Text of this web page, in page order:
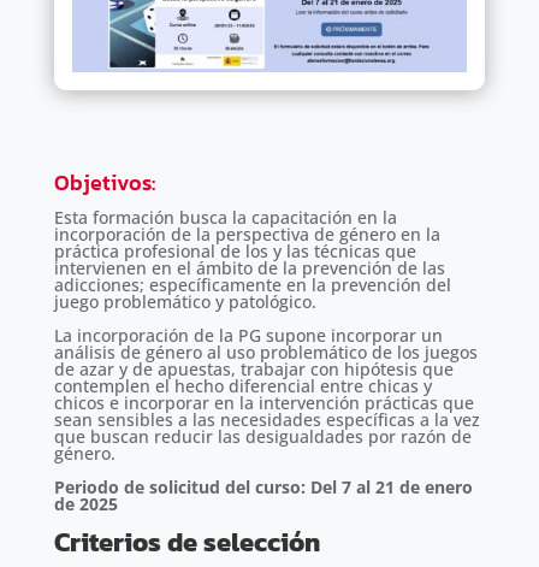
Objetivos:
Esta formación busca la capacitación en la
incorporación de la perspectiva de género en la
práctica profesional de los y las técnicas que
intervienen en el ámbito de la prevención de las
adicciones; específicamente en la prevención del
juego problemático y patológico.
La incorporación de la PG supone incorporar un
análisis de género al uso problemático de los juegos
de azar y de apuestas, trabajar con hipótesis que
contemplen el hecho diferencial entre chicas y
chicos e incorporar en la intervención prácticas que
sean sensibles a las necesidades específicas a la vez
que buscan reducir las desigualdades por razón de
género.
Periodo de solicitud del curso: Del 7 al 21 de enero
de 2025
Criterios de selección